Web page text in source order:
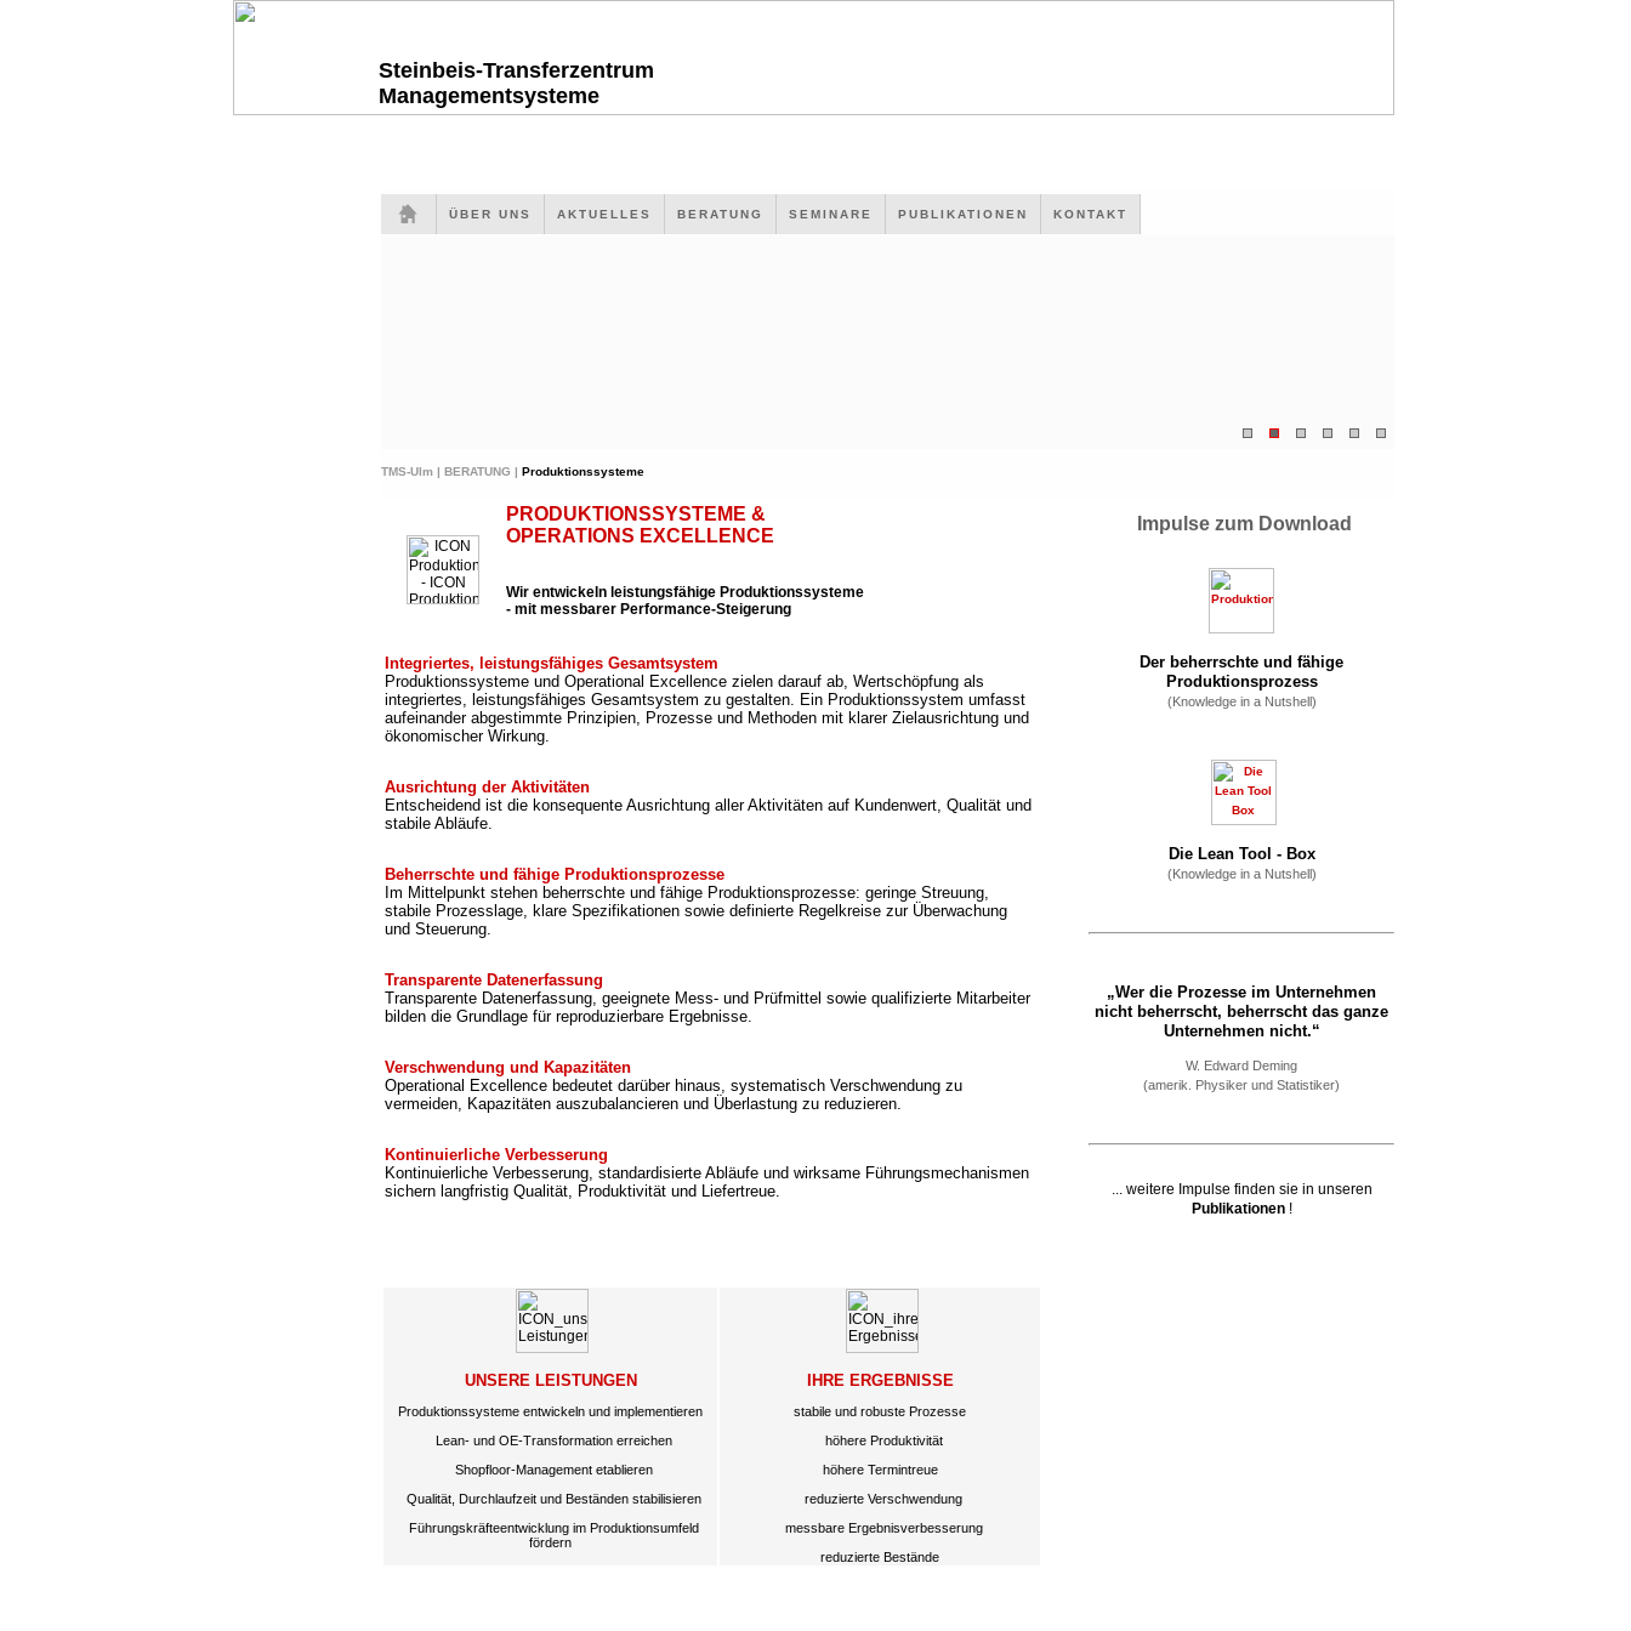
Steinbeis-Transferzentrum
Managementsysteme
ÜBER UNS AKTUELLES BERATUNG SEMINARE PUBLIKATIONEN KONTAKT
TMS-Ulm | BERATUNG | Produktionssysteme
PRODUKTIONSSYSTEME &
OPERATIONS EXCELLENCE
Wir entwickeln leistungsfähige Produktionssysteme
- mit messbarer Performance-Steigerung
Integriertes, leistungsfähiges Gesamtsystem
Produktionssysteme und Operational Excellence zielen darauf ab, Wertschöpfung als
integriertes, leistungsfähiges Gesamtsystem zu gestalten. Ein Produktionssystem umfasst
aufeinander abgestimmte Prinzipien, Prozesse und Methoden mit klarer Zielausrichtung und
ökonomischer Wirkung.
Ausrichtung der Aktivitäten
Entscheidend ist die konsequente Ausrichtung aller Aktivitäten auf Kundenwert, Qualität und
stabile Abläufe.
Beherrschte und fähige Produktionsprozesse
Im Mittelpunkt stehen beherrschte und fähige Produktionsprozesse: geringe Streuung,
stabile Prozesslage, klare Spezifikationen sowie definierte Regelkreise zur Überwachung
und Steuerung.
Transparente Datenerfassung
Transparente Datenerfassung, geeignete Mess- und Prüfmittel sowie qualifizierte Mitarbeiter
bilden die Grundlage für reproduzierbare Ergebnisse.
Verschwendung und Kapazitäten
Operational Excellence bedeutet darüber hinaus, systematisch Verschwendung zu
vermeiden, Kapazitäten auszubalancieren und Überlastung zu reduzieren.
Kontinuierliche Verbesserung
Kontinuierliche Verbesserung, standardisierte Abläufe und wirksame Führungsmechanismen
sichern langfristig Qualität, Produktivität und Liefertreue.
UNSERE LEISTUNGEN
Produktionssysteme entwickeln und implementieren
Lean- und OE-Transformation erreichen
Shopfloor-Management etablieren
Qualität, Durchlaufzeit und Beständen stabilisieren
Führungskräfteentwicklung im Produktionsumfeld
fördern
IHRE ERGEBNISSE
stabile und robuste Prozesse
höhere Produktivität
höhere Termintreue
reduzierte Verschwendung
messbare Ergebnisverbesserung
reduzierte Bestände
Impulse zum Download
Der beherrschte und fähige
Produktionsprozess
(Knowledge in a Nutshell)
Die Lean Tool - Box
(Knowledge in a Nutshell)
„Wer die Prozesse im Unternehmen
nicht beherrscht, beherrscht das ganze
Unternehmen nicht.“
W. Edward Deming
(amerik. Physiker und Statistiker)
... weitere Impulse finden sie in unseren
Publikationen!